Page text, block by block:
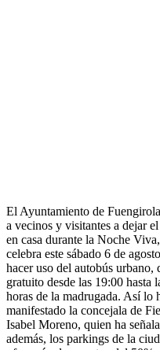
El Ayuntamiento de
a vecinos y visitantes a dejar
en casa durante la Noche
celebra este sábado 6 de
hacer uso del autobús urbano,
gratuito desde las 19:00 hasta
horas de la madrugada. Así lo
manifestado la concejala de
Isabel Moreno, quien ha
además, los parkings de la